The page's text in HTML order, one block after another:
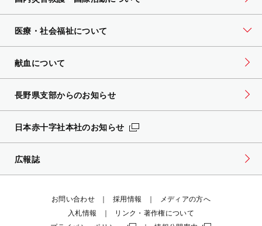
医療・社会福祉について
献血について
長野県支部からのお知らせ
日本赤十字社本社のお知らせ
広報誌
お問い合わせ 採用情報
メディアの方へ
入札情報
リンク・著作権について